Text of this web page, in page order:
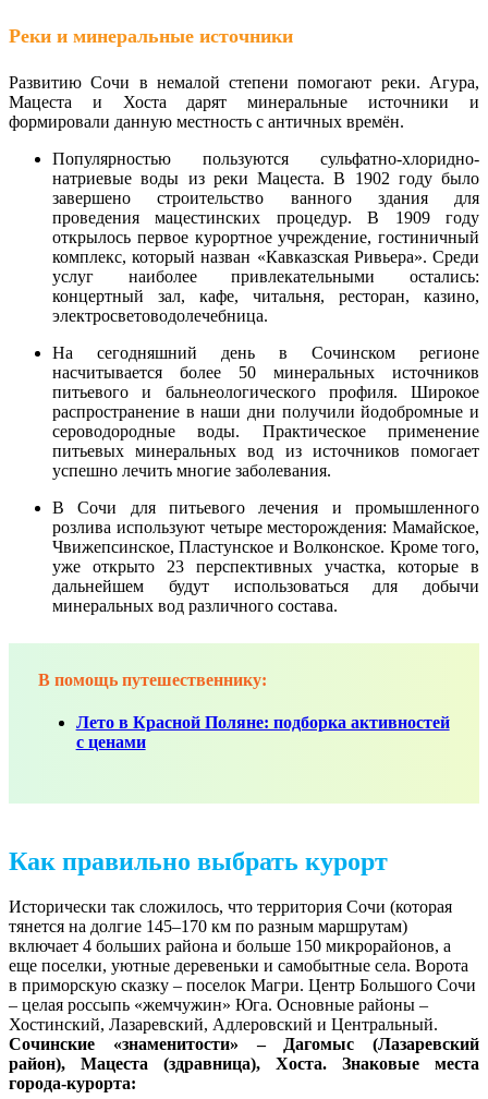
Реки и минеральные источники
Развитию Сочи в немалой степени помогают реки. Агура,
Мацеста и Хоста дарят минеральные источники и
формировали данную местность с античных времён.
Популярностью пользуются сульфатно-хлоридно-
натриевые воды из реки Мацеста. В 1902 году было
завершено строительство ванного здания для
проведения мацестинских процедур. В 1909 году
открылось первое курортное учреждение, гостиничный
комплекс, который назван «Кавказская Ривьера». Среди
услуг наиболее привлекательными остались:
концертный зал, кафе, читальня, ресторан, казино,
электросветоводолечебница.
На сегодняшний день в Сочинском регионе
насчитывается более 50 минеральных источников
питьевого и бальнеологического профиля. Широкое
распространение в наши дни получили йодобромные и
сероводородные воды. Практическое применение
питьевых минеральных вод из источников помогает
успешно лечить многие заболевания.
В Сочи для питьевого лечения и промышленного
розлива используют четыре месторождения: Мамайское,
Чвижепсинское, Пластунское и Волконское. Кроме того,
уже открыто 23 перспективных участка, которые в
дальнейшем будут использоваться для добычи
минеральных вод различного состава.
В помощь путешественнику:
Лето в Красной Поляне: подборка активностей
с ценами
Как правильно выбрать курорт
Исторически так сложилось, что территория Сочи (которая
тянется на долгие 145–170 км по разным маршрутам)
включает 4 больших района и больше 150 микрорайонов, а
еще поселки, уютные деревеньки и самобытные села. Ворота
в приморскую сказку – поселок Магри. Центр Большого Сочи
– целая россыпь «жемчужин» Юга. Основные районы –
Хостинский, Лазаревский, Адлеровский и Центральный.
Сочинские «знаменитости» – Дагомыс (Лазаревский
район), Мацеста (здравница), Хоста. Знаковые места
города-курорта: